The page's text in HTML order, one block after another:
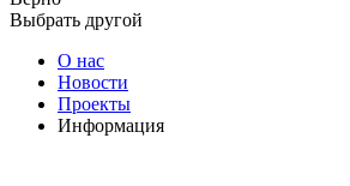
Выбрать другой
О нас
Новости
Проекты
Информация